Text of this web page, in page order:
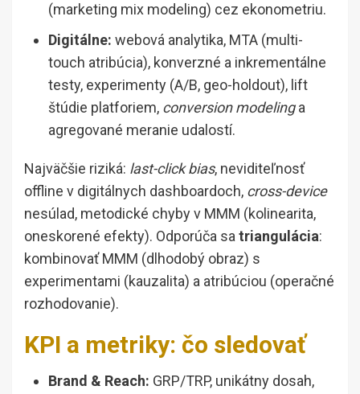
(marketing mix modeling) cez ekonometriu.
Digitálne: webová analytika, MTA (multi-
touch atribúcia), konverzné a inkrementálne
testy, experimenty (A/B, geo-holdout), lift
štúdie platforiem, conversion modelinga
agregované meranie udalostí.
Najväčšie riziká: last-click bias, neviditeľnosť
offline v digitálnych dashboardoch, cross-device
nesúlad, metodické chyby v MMM (kolinearita,
oneskorené efekty). Odporúča satriangulácia:
kombinovať MMM (dlhodobý obraz) s
experimentami (kauzalita) a atribúciou (operačné
rozhodovanie).
KPI a metriky: čo sledovať
Brand & Reach: GRP/TRP, unikátny dosah,